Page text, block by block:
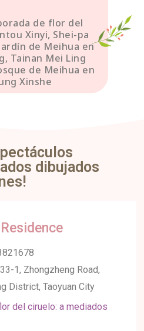
de flor del
Xinyi, Shei-pa
de Meihua en
Tainan Mei Ling
de Meihua en
Xinshe
dibujados
1, Zhongzheng Road,
District, Taoyuan City
del ciruelo: a mediados